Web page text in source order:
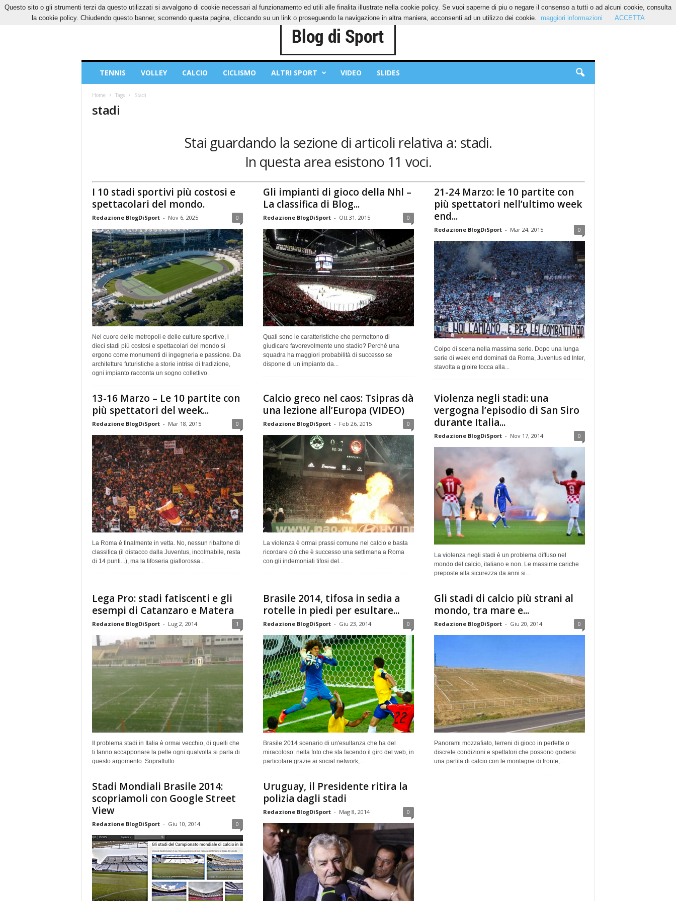
VENERDÌ, 7 AGOSTO 2026 CONTATTI COOKIES PRIVACY POLICY
Sport
TENNIS VOLLEY CALCIO CICLISMO ALTRI SPORT VIDEO SLIDES
Home Tags Stadi
stadi
Stai guardando la sezione di articoli relativa a: stadi.
In questa area esistono 11 voci.
I 10 stadi sportivi più costosi e
spettacolari del mondo.
Redazione BlogDiSport - Nov 6, 2025 0
Nel cuore delle metropoli e delle culture sportive, i
dieci stadi più costosi e spettacolari del mondo si
ergono come monumenti di ingegneria e passione. Da
architetture futuristiche a storie intrise di tradizione,
ogni impianto racconta un sogno collettivo.
Gli impianti di gioco della Nhl –
La classifica di Blog...
Redazione BlogDiSport - Ott 31, 2015 0
Quali sono le caratteristiche che permettono di
giudicare favorevolmente uno stadio? Perché una
squadra ha maggiori probabilità di successo se
dispone di un impianto da...
21-24 Marzo: le 10 partite con
più spettatori nell’ultimo week
end...
Redazione BlogDiSport - Mar 24, 2015 0
Colpo di scena nella massima serie. Dopo una lunga
serie di week end dominati da Roma, Juventus ed Inter,
stavolta a gioire tocca alla...
13-16 Marzo – Le 10 partite con
più spettatori del week...
Redazione BlogDiSport - Mar 18, 2015 0
La Roma è finalmente in vetta. No, nessun ribaltone di
classifica (il distacco dalla Juventus, incolmabile, resta
di 14 punti...), ma la tifoseria giallorossa...
Calcio greco nel caos: Tsipras dà
una lezione all’Europa (VIDEO)
Redazione BlogDiSport - Feb 26, 2015 0
La violenza è ormai prassi comune nel calcio e basta
ricordare ciò che è successo una settimana a Roma
con gli indemoniati tifosi del...
Violenza negli stadi: una
vergogna l’episodio di San Siro
durante Italia...
Redazione BlogDiSport - Nov 17, 2014 0
La violenza negli stadi è un problema diffuso nel
mondo del calcio, italiano e non. Le massime cariche
preposte alla sicurezza da anni si...
Lega Pro: stadi fatiscenti e gli
esempi di Catanzaro e Matera
Redazione BlogDiSport - Lug 2, 2014 1
Il problema stadi in Italia è ormai vecchio, di quelli che
ti fanno accapponare la pelle ogni qualvolta si parla di
questo argomento. Soprattutto...
Brasile 2014, tifosa in sedia a
rotelle in piedi per esultare...
Redazione BlogDiSport - Giu 23, 2014 0
Brasile 2014 scenario di un'esultanza che ha del
miracoloso: nella foto che sta facendo il giro del web, in
particolare grazie ai social network,...
Gli stadi di calcio più strani al
mondo, tra mare e...
Redazione BlogDiSport - Giu 20, 2014 0
Panorami mozzafiato, terreni di gioco in perfette o
discrete condizioni e spettatori che possono godersi
una partita di calcio con le montagne di fronte,...
Stadi Mondiali Brasile 2014:
scopriamoli con Google Street
View
Redazione BlogDiSport - Giu 10, 2014 0
Uruguay, il Presidente ritira la
polizia dagli stadi
Redazione BlogDiSport - Mag 8, 2014 0
Questo sito o gli strumenti terzi da questo utilizzati si avvalgono di cookie necessari al funzionamento ed utili alle finalita illustrate nella cookie policy. Se vuoi saperne di piu o negare il consenso a tutti o ad alcuni cookie, consulta
la cookie policy. Chiudendo questo banner, scorrendo questa pagina, cliccando su un link o proseguendo la navigazione in altra maniera, acconsenti ad un utilizzo dei cookie.
maggiori informazioni ACCETTA